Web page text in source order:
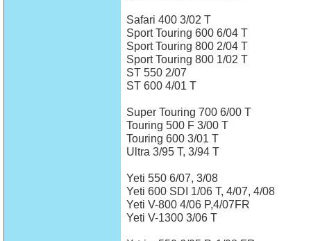
Safari 400 3/02 T
Sport Touring 600 6/04 T
Sport Touring 800 2/04 T
Sport Touring 800 1/02 T
ST 550 2/07
ST 600 4/01 T
Super Touring 700 6/00 T
Touring 500 F 3/00 T
Touring 600 3/01 T
Ultra 3/95 T, 3/94 T
Yeti 550 6/07, 3/08
Yeti 600 SDI 1/06 T, 4/07, 4/08
Yeti V-800 4/06 P,4/07FR
Yeti V-1300 3/06 T